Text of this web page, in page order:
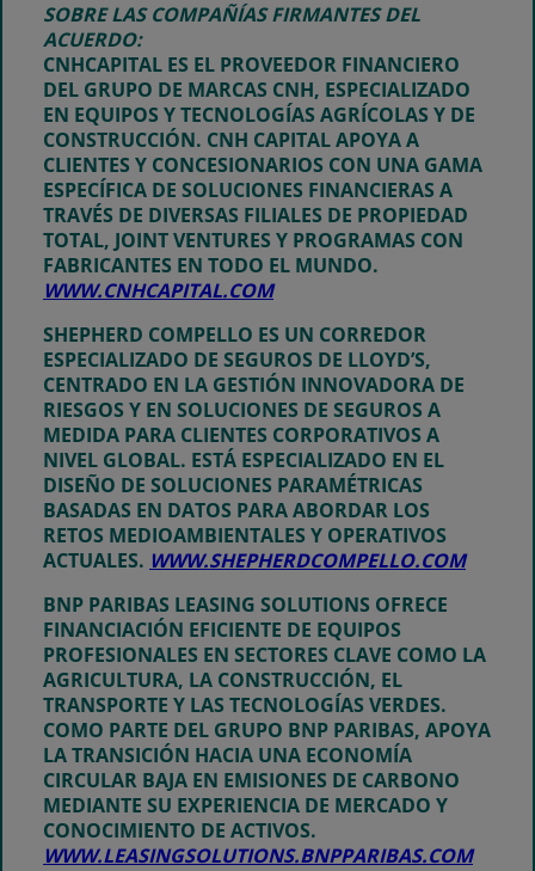
SOBRE LAS COMPAÑÍAS FIRMANTES DEL
ACUERDO:
CNHCAPITAL ES EL PROVEEDOR FINANCIERO
DEL GRUPO DE MARCAS CNH, ESPECIALIZADO
EN EQUIPOS Y TECNOLOGÍAS AGRÍCOLAS Y DE
CONSTRUCCIÓN. CNH CAPITAL APOYA A
CLIENTES Y CONCESIONARIOS CON UNA GAMA
ESPECÍFICA DE SOLUCIONES FINANCIERAS A
TRAVÉS DE DIVERSAS FILIALES DE PROPIEDAD
TOTAL, JOINT VENTURES Y PROGRAMAS CON
FABRICANTES EN TODO EL MUNDO.
WWW.CNHCAPITAL.COM
SHEPHERD COMPELLO ES UN CORREDOR
ESPECIALIZADO DE SEGUROS DE LLOYD’S,
CENTRADO EN LA GESTIÓN INNOVADORA DE
RIESGOS Y EN SOLUCIONES DE SEGUROS A
MEDIDA PARA CLIENTES CORPORATIVOS A
NIVEL GLOBAL. ESTÁ ESPECIALIZADO EN EL
DISEÑO DE SOLUCIONES PARAMÉTRICAS
BASADAS EN DATOS PARA ABORDAR LOS
RETOS MEDIOAMBIENTALES Y OPERATIVOS
ACTUALES. WWW.SHEPHERDCOMPELLO.COM
BNP PARIBAS LEASING SOLUTIONS OFRECE
FINANCIACIÓN EFICIENTE DE EQUIPOS
PROFESIONALES EN SECTORES CLAVE COMO LA
AGRICULTURA, LA CONSTRUCCIÓN, EL
TRANSPORTE Y LAS TECNOLOGÍAS VERDES.
COMO PARTE DEL GRUPO BNP PARIBAS, APOYA
LA TRANSICIÓN HACIA UNA ECONOMÍA
CIRCULAR BAJA EN EMISIONES DE CARBONO
MEDIANTE SU EXPERIENCIA DE MERCADO Y
CONOCIMIENTO DE ACTIVOS.
WWW.LEASINGSOLUTIONS.BNPPARIBAS.COM